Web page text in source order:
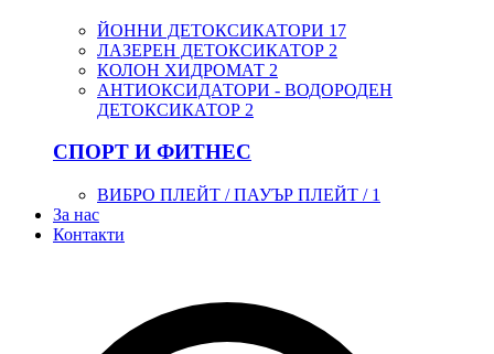
ЙОННИ ДЕТОКСИКАТОРИ 17
ЛАЗЕРЕН ДЕТОКСИКАТОР 2
КОЛОН ХИДРОМАТ 2
АНТИОКСИДАТОРИ - ВОДОРОДЕН
ДЕТОКСИКАТОР 2
СПОРТ И ФИТНЕС
ВИБРО ПЛЕЙТ / ПАУЪР ПЛЕЙТ / 1
За нас
Контакти